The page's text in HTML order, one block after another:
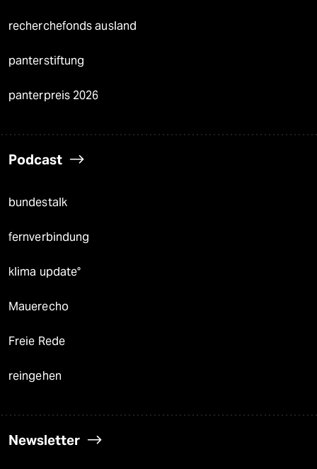
recherchefonds ausland
panterstiftung
panterpreis 2026
Podcast
bundestalk
fernverbindung
klima update°
Mauerecho
Freie Rede
reingehen
Newsletter